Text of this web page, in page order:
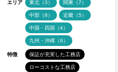
エリア 東北（3） 関東（7）
中部（8） 近畿（5）
中国・四国（4）
九州・沖縄（6）
特徴 保証が充実した工務店
ローコストな工務店